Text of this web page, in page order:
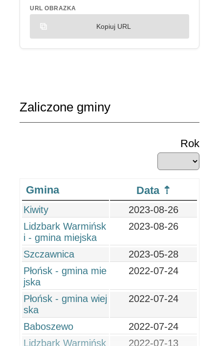
URL OBRAZKA
Kopiuj URL
Zaliczone gminy
Rok
Gmina Data
Kiwity
2023-08-26
Lidzbark Warmińsk
i - gmina miejska
2023-08-26
Szczawnica
2023-05-28
Płońsk - gmina mie
jska
2022-07-24
Płońsk - gmina wiej
ska
2022-07-24
Baboszewo
2022-07-24
Lidzbark Warmińsk
2022-07-13